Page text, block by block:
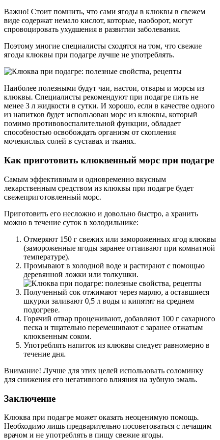
Важно! Стоит помнить, что сами ягоды в клюквы в свежем
виде содержат немало кислот, которые, наоборот, могут
спровоцировать ухудшения в развитии заболевания.
Поэтому многие специалисты сходятся на том, что свежие
ягоды клюквы при подагре лучше не употреблять.
Наиболее полезными будут чаи, настои, отвары и морсы из
клюквы. Специалисты рекомендуют при подагре пить не
менее 3 л жидкости в сутки. И хорошо, если в качестве одного
из напитков будет использован морс из клюквы, который
помимо противовоспалительной функции, обладает
способностью освобождать организм от скопления
мочекислых солей в суставах и тканях.
Как приготовить клюквенный морс при подагре
Самым эффективным и одновременно вкусным
лекарственным средством из клюквы при подагре будет
свежеприготовленный морс.
Приготовить его несложно и довольно быстро, а хранить
можно в течение суток в холодильнике:
Отмеряют 150 г свежих или замороженных ягод клюквы
(замороженные ягоды заранее оттаивают при комнатной
температуре).
Промывают в холодной воде и растирают с помощью
деревянной ложки или толкушки.
Полученный сок отжимают через марлю, а оставшиеся
шкурки заливают 0,5 л воды и кипятят на среднем
подогреве.
Горячий отвар процеживают, добавляют 100 г сахарного
песка и тщательно перемешивают с заранее отжатым
клюквенным соком.
Употреблять напиток из клюквы следует равномерно в
течение дня.
Внимание! Лучше для этих целей использовать соломинку
для снижения его негативного влияния на зубную эмаль.
Заключение
Клюква при подагре может оказать неоценимую помощь.
Необходимо лишь предварительно посоветоваться с лечащим
врачом и не употреблять в пищу свежие ягоды.